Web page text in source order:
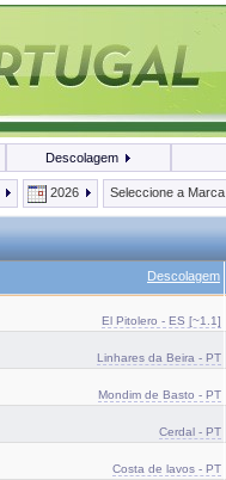
Descolagem
2026 Seleccione a Marca
Descolagem
El Pitolero - ES [~1.1]
Linhares da Beira - PT
Mondim de Basto - PT
Cerdal - PT
Costa de lavos - PT